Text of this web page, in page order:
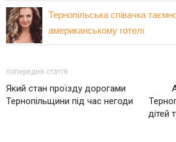
Тернопільська співачка
американському готелі
попередня стаття
Який стан проїзду дорогами
Тернопільщини під час негоди
дітей